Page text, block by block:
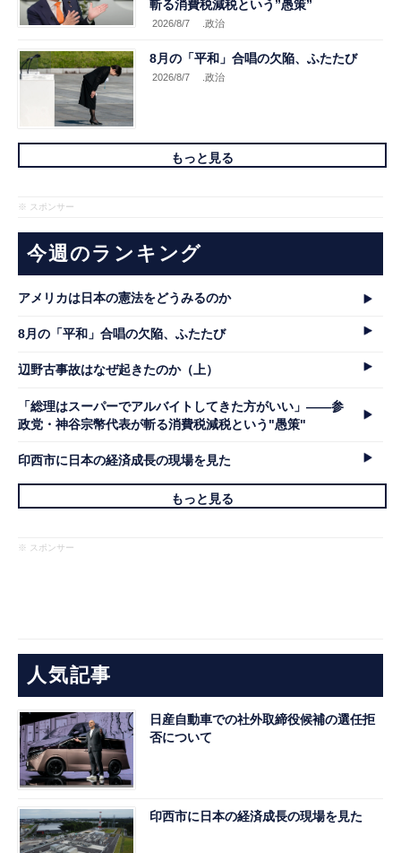
斬る消費税減税という”愚策”
2026/8/7 .政治
8月の「平和」合唱の欠陥、ふたたび
2026/8/7 .政治
もっと見る
※ スポンサー
今週のランキング
アメリカは日本の憲法をどうみるのか
8月の「平和」合唱の欠陥、ふたたび
辺野古事故はなぜ起きたのか（上）
「総理はスーパーでアルバイトしてきた方がいい」――参
政党・神谷宗幣代表が斬る消費税減税という"愚策"
印西市に日本の経済成長の現場を見た
もっと見る
※ スポンサー
人気記事
日産自動車での社外取締役候補の選任拒
否について
印西市に日本の経済成長の現場を見た